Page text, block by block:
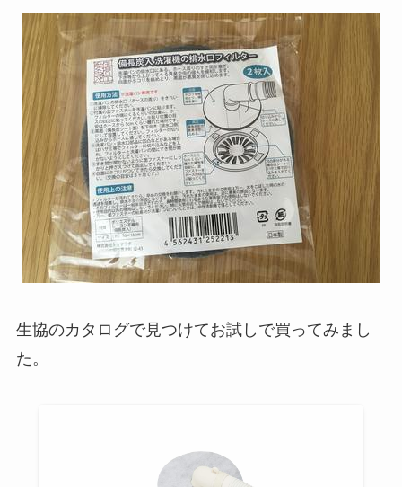
生協のカタログで見つけてお試しで買ってみまし
た。